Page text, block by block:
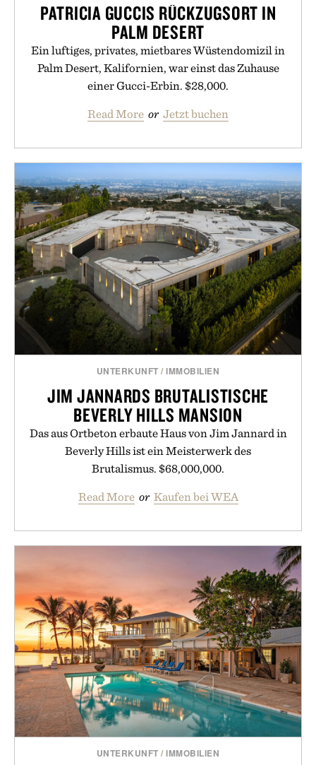
PATRICIA GUCCIS RÜCKZUGSORT IN
PALM DESERT
Ein luftiges, privates, mietbares Wüstendomizil in
Palm Desert, Kalifornien, war einst das Zuhause
einer Gucci-Erbin. $28,000.
Read More or Jetzt buchen
UNTERKUNFT /IMMOBILIEN
JIM JANNARDS BRUTALISTISCHE
BEVERLY HILLS MANSION
Das aus Ortbeton erbaute Haus von Jim Jannard in
Beverly Hills ist ein Meisterwerk des
Brutalismus. $68,000,000.
Read More or Kaufen bei WEA
UNTERKUNFT /IMMOBILIEN